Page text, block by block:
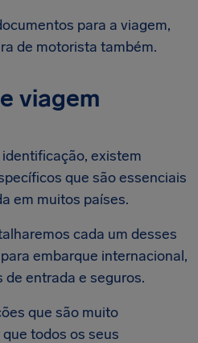
para a viagem,
de motorista também.
viagem
existem
que são essenciais
em muitos países.
cada um desses
embarque internacional,
entrada e seguros.
que são muito
todos os seus